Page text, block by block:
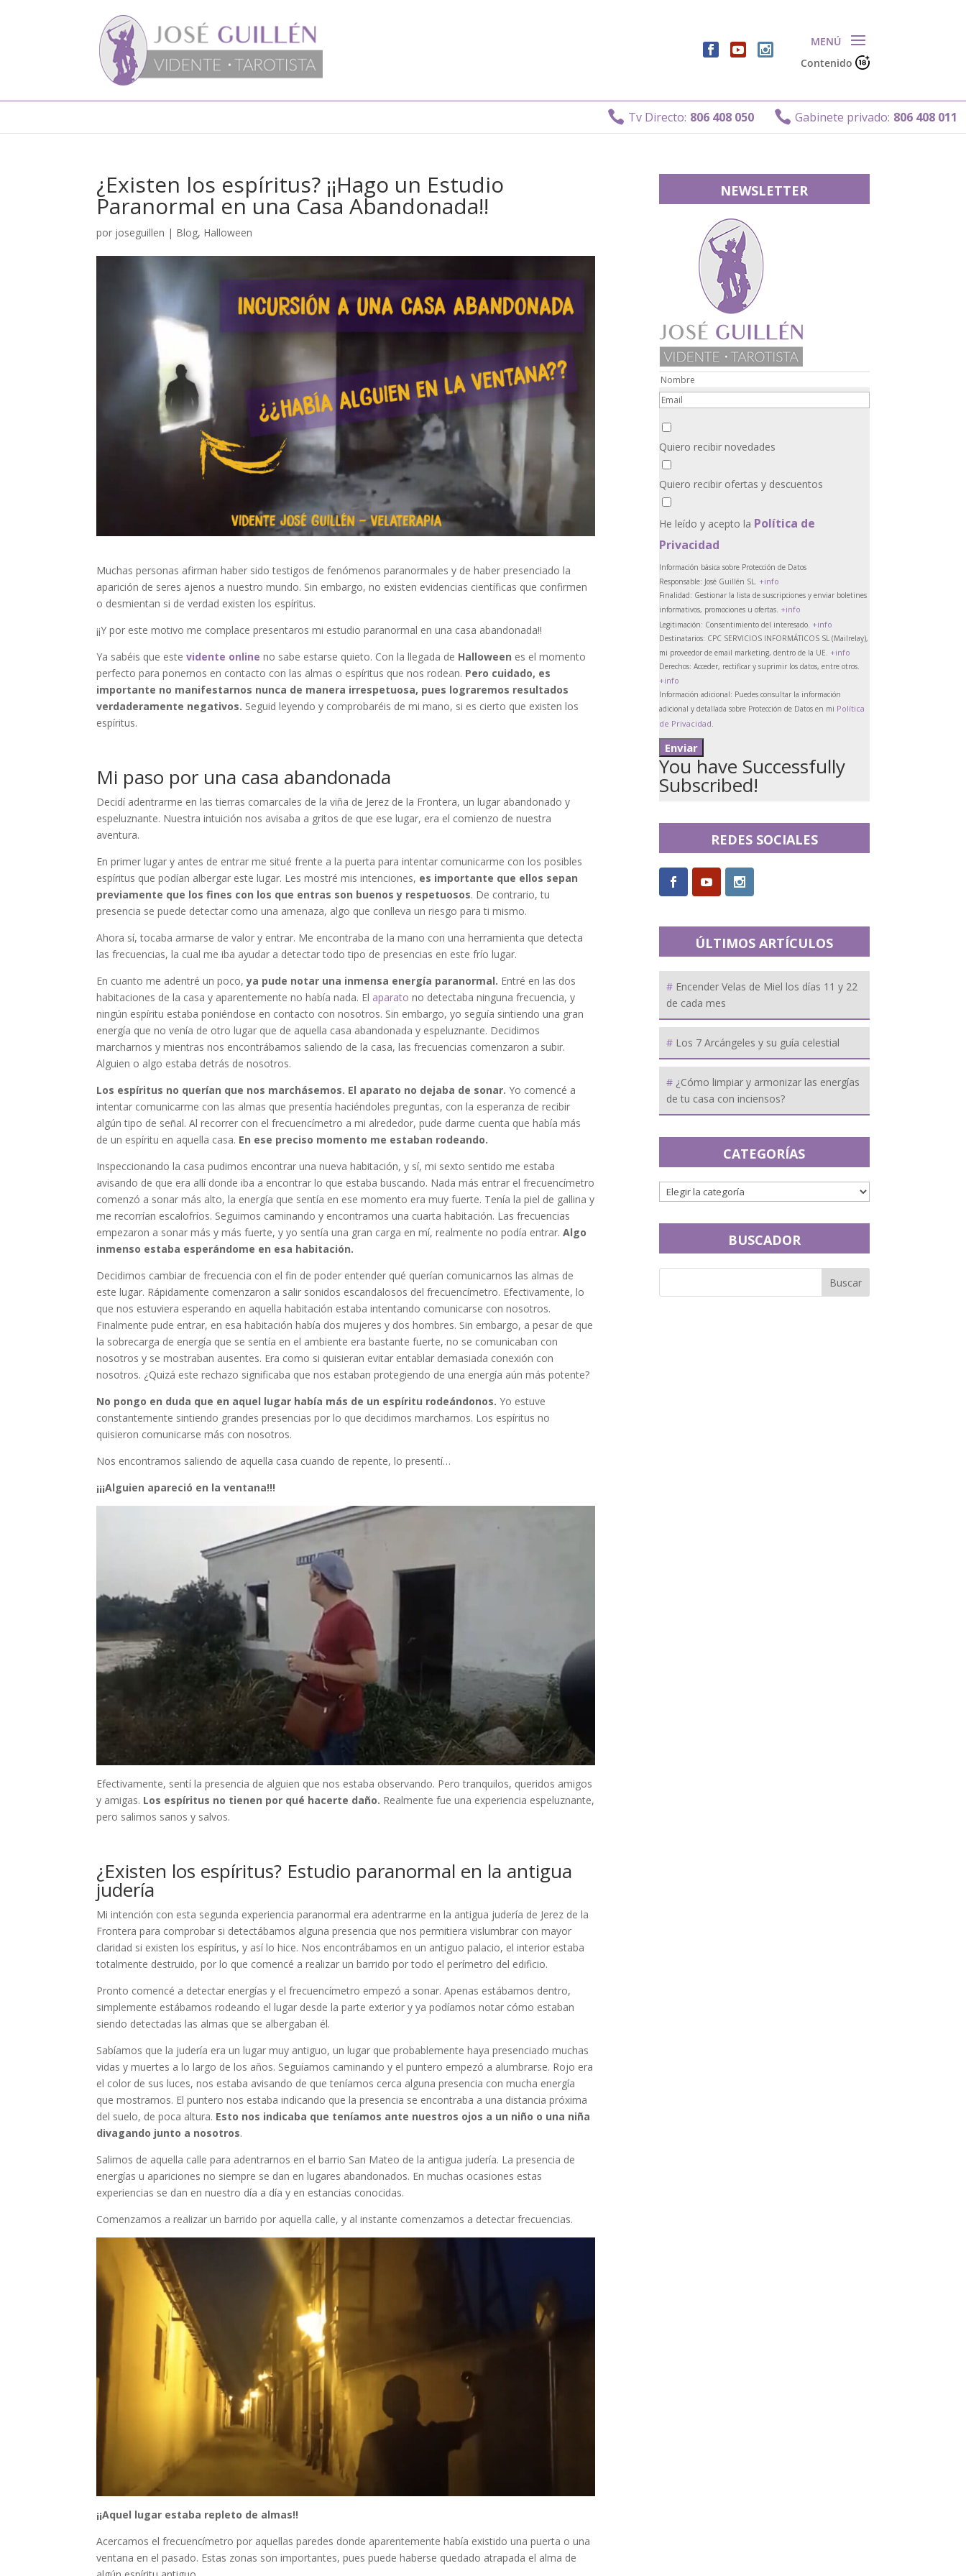
Contenido
Tv Directo: 806 408 050  Gabinete privado: 806 408 011
¿Existen los espíritus? ¡¡Hago un Estudio
Paranormal en una Casa Abandonada!!
por joseguillen | Blog, Halloween
Muchas personas afirman haber sido testigos de fenómenos paranormales y de haber presenciado la
aparición de seres ajenos a nuestro mundo. Sin embargo, no existen evidencias científicas que confirmen
o desmientan si de verdad existen los espíritus.
¡¡Y por este motivo me complace presentaros mi estudio paranormal en una casa abandonada!!
Ya sabéis que estevidente online no sabe estarse quieto. Con la llegada de Halloween es el momento
perfecto para ponernos en contacto con las almas o espíritus que nos rodean. Pero cuidado, es
importante no manifestarnos nunca de manera irrespetuosa, pues lograremos resultados
verdaderamente negativos. Seguid leyendo y comprobaréis de mi mano, si es cierto que existen los
espíritus.
Mi paso por una casa abandonada
Decidí adentrarme en las tierras comarcales de la viña de Jerez de la Frontera, un lugar abandonado y
espeluznante. Nuestra intuición nos avisaba a gritos de que ese lugar, era el comienzo de nuestra
aventura.
En primer lugar y antes de entrar me situé frente a la puerta para intentar comunicarme con los posibles
espíritus que podían albergar este lugar. Les mostré mis intenciones, es importante que ellos sepan
previamente que los fines con los que entras son buenos y respetuosos. De contrario, tu
presencia se puede detectar como una amenaza, algo que conlleva un riesgo para ti mismo.
Ahora sí, tocaba armarse de valor y entrar. Me encontraba de la mano con una herramienta que detecta
las frecuencias, la cual me iba ayudar a detectar todo tipo de presencias en este frío lugar.
En cuanto me adentré un poco,ya pude notar una inmensa energía paranormal. Entré en las dos
habitaciones de la casa y aparentemente no había nada. El aparato no detectaba ninguna frecuencia, y
ningún espíritu estaba poniéndose en contacto con nosotros. Sin embargo, yo seguía sintiendo una gran
energía que no venía de otro lugar que de aquella casa abandonada y espeluznante. Decidimos
marcharnos y mientras nos encontrábamos saliendo de la casa, las frecuencias comenzaron a subir.
Alguien o algo estaba detrás de nosotros.
Los espíritus no querían que nos marchásemos. El aparato no dejaba de sonar. Yo comencé a
intentar comunicarme con las almas que presentía haciéndoles preguntas, con la esperanza de recibir
algún tipo de señal. Al recorrer con el frecuencímetro a mi alrededor, pude darme cuenta que había más
de un espíritu en aquella casa. En ese preciso momento me estaban rodeando.
Inspeccionando la casa pudimos encontrar una nueva habitación, y sí, mi sexto sentido me estaba
avisando de que era allí donde iba a encontrar lo que estaba buscando. Nada más entrar el frecuencímetro
comenzó a sonar más alto, la energía que sentía en ese momento era muy fuerte. Tenía la piel de gallina y
me recorrían escalofríos. Seguimos caminando y encontramos una cuarta habitación. Las frecuencias
empezaron a sonar más y más fuerte, y yo sentía una gran carga en mí, realmente no podía entrar.Algo
inmenso estaba esperándome en esa habitación.
Decidimos cambiar de frecuencia con el fin de poder entender qué querían comunicarnos las almas de
este lugar. Rápidamente comenzaron a salir sonidos escandalosos del frecuencímetro. Efectivamente, lo
que nos estuviera esperando en aquella habitación estaba intentando comunicarse con nosotros.
Finalmente pude entrar, en esa habitación había dos mujeres y dos hombres. Sin embargo, a pesar de que
la sobrecarga de energía que se sentía en el ambiente era bastante fuerte, no se comunicaban con
nosotros y se mostraban ausentes. Era como si quisieran evitar entablar demasiada conexión con
nosotros. ¿Quizá este rechazo significaba que nos estaban protegiendo de una energía aún más potente?
No pongo en duda que en aquel lugar había más de un espíritu rodeándonos. Yo estuve
constantemente sintiendo grandes presencias por lo que decidimos marcharnos. Los espíritus no
quisieron comunicarse más con nosotros.
Nos encontramos saliendo de aquella casa cuando de repente, lo presentí…
¡¡¡Alguien apareció en la ventana!!!
Efectivamente, sentí la presencia de alguien que nos estaba observando. Pero tranquilos, queridos amigos
y amigas. Los espíritus no tienen por qué hacerte daño. Realmente fue una experiencia espeluznante,
pero salimos sanos y salvos.
¿Existen los espíritus? Estudio paranormal en la antigua
judería
Mi intención con esta segunda experiencia paranormal era adentrarme en la antigua judería de Jerez de la
Frontera para comprobar si detectábamos alguna presencia que nos permitiera vislumbrar con mayor
claridad si existen los espíritus, y así lo hice. Nos encontrábamos en un antiguo palacio, el interior estaba
totalmente destruido, por lo que comencé a realizar un barrido por todo el perímetro del edificio.
Pronto comencé a detectar energías y el frecuencímetro empezó a sonar. Apenas estábamos dentro,
simplemente estábamos rodeando el lugar desde la parte exterior y ya podíamos notar cómo estaban
siendo detectadas las almas que se albergaban él.
Sabíamos que la judería era un lugar muy antiguo, un lugar que probablemente haya presenciado muchas
vidas y muertes a lo largo de los años. Seguíamos caminando y el puntero empezó a alumbrarse. Rojo era
el color de sus luces, nos estaba avisando de que teníamos cerca alguna presencia con mucha energía
que mostrarnos. El puntero nos estaba indicando que la presencia se encontraba a una distancia próxima
del suelo, de poca altura. Esto nos indicaba que teníamos ante nuestros ojos a un niño o una niña
divagando junto a nosotros.
Salimos de aquella calle para adentrarnos en el barrio San Mateo de la antigua judería. La presencia de
energías u apariciones no siempre se dan en lugares abandonados. En muchas ocasiones estas
experiencias se dan en nuestro día a día y en estancias conocidas.
Comenzamos a realizar un barrido por aquella calle, y al instante comenzamos a detectar frecuencias.
¡¡Aquel lugar estaba repleto de almas!!
Acercamos el frecuencímetro por aquellas paredes donde aparentemente había existido una puerta o una
ventana en el pasado. Estas zonas son importantes, pues puede haberse quedado atrapada el alma de
NEWSLETTER
Quiero recibir novedades
Quiero recibir ofertas y descuentos
He leído y acepto la Política de
Privacidad
Información básica sobre Protección de Datos
Responsable: José Guillén SL. +info
Finalidad: Gestionar la lista de suscripciones y enviar boletines
informativos, promociones u ofertas. +info
Legitimación: Consentimiento del interesado. +info
Destinatarios: CPC SERVICIOS INFORMÁTICOS SL (Mailrelay),
mi proveedor de email marketing, dentro de la UE. +info
Derechos: Acceder, rectificar y suprimir los datos, entre otros.
+info
Información adicional: Puedes consultar la información
adicional y detallada sobre Protección de Datos en mi Política
de Privacidad.
You have Successfully
Subscribed!
REDES SOCIALES
ÚLTIMOS ARTÍCULOS
Encender Velas de Miel los días 11 y 22
de cada mes
Los 7 Arcángeles y su guía celestial
¿Cómo limpiar y armonizar las energías
de tu casa con inciensos?
CATEGORÍAS
BUSCADOR